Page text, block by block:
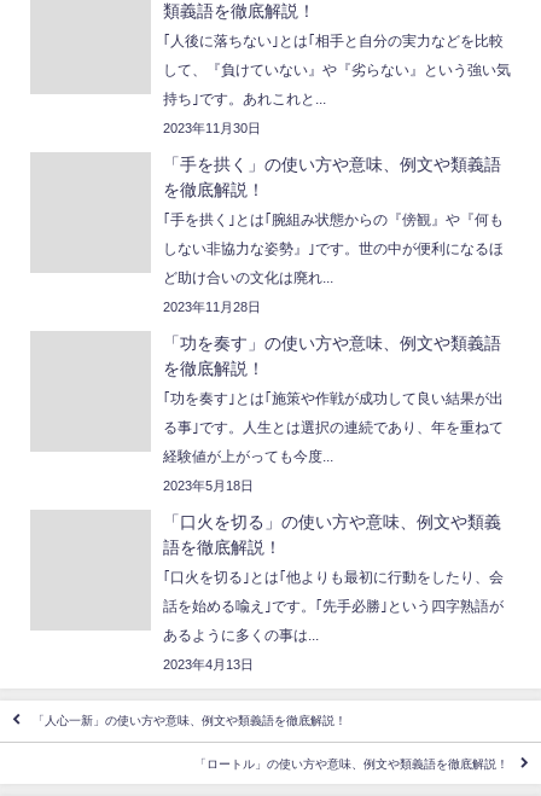
類義語を徹底解説！
｢人後に落ちない｣とは｢相手と自分の実力などを比較
して、『負けていない』や『劣らない』という強い気
持ち｣です。あれこれと...
2023年11月30日
「手を拱く」の使い方や意味、例文や類義語
を徹底解説！
｢手を拱く｣とは｢腕組み状態からの『傍観』や『何も
しない非協力な姿勢』｣です。世の中が便利になるほ
ど助け合いの文化は廃れ...
2023年11月28日
「功を奏す」の使い方や意味、例文や類義語
を徹底解説！
｢功を奏す｣とは｢施策や作戦が成功して良い結果が出
る事｣です。人生とは選択の連続であり、年を重ねて
経験値が上がっても今度...
2023年5月18日
「口火を切る」の使い方や意味、例文や類義
語を徹底解説！
｢口火を切る｣とは｢他よりも最初に行動をしたり、会
話を始める喩え｣です。｢先手必勝｣という四字熟語が
あるように多くの事は...
2023年4月13日
「人心一新」の使い方や意味、例文や類義語を徹底解説！
「ロートル」の使い方や意味、例文や類義語を徹底解説！